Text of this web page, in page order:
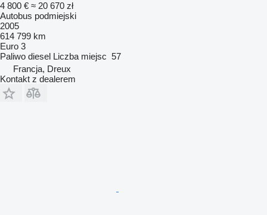
4 800 € ≈ 20 670 zł
Autobus podmiejski
2005
614 799 km
Euro 3
Paliwo diesel Liczba miejsc 57
Francja, Dreux
Kontakt z dealerem